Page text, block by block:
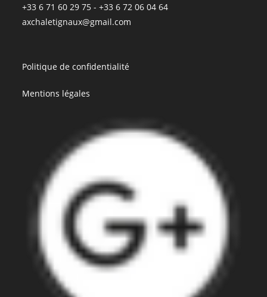
+33 6 71 60 29 75 - +33 6 72 06 04 64
axchaletignaux@gmail.com
Politique de confidentialité
Mentions légales